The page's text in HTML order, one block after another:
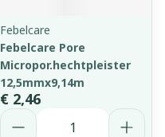
Febelcare
Febelcare Pore
Micropor.hechtpleister
12,5mmx9,14m
€ 2,46
Aantal